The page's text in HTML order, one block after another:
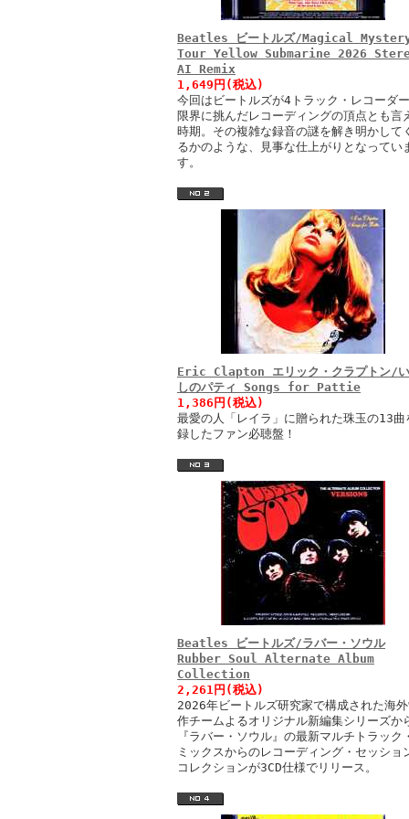
Beatles ビートルズ/Magical
Tour Yellow Submarine 2026
AI Remix
1,649円(税込)
今回はビートルズが4トラック・レコーダ
限界に挑んだレコーディングの頂点とも言
時期。その複雑な録音の謎を解き明かして
るかのような、見事な仕上がりとなってい
す。
Eric Clapton エリック・クラプトン/い
しのパティ Songs for Pattie
1,386円(税込)
最愛の人「レイラ」に贈られた珠玉の13曲
録したファン必聴盤！
Beatles ビートルズ/ラバー・ソウル
Rubber Soul Alternate Album
Collection
2,261円(税込)
2026年ビートルズ研究家で構成された海外
作チームよるオリジナル新編集シリーズか
『ラバー・ソウル』の最新マルチトラック
ミックスからのレコーディング・セッショ
コレクションが3CD仕様でリリース。